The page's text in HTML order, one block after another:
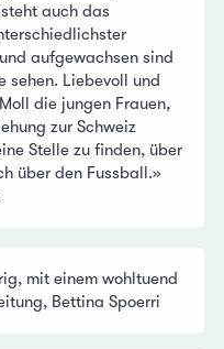
auch das
aufgewachsen sind
sehen. Liebevoll und
die jungen Frauen,
zur Schweiz
Stelle zu finden, über
über den Fussball.»
mit einem wohltuend
Bettina Spoerri